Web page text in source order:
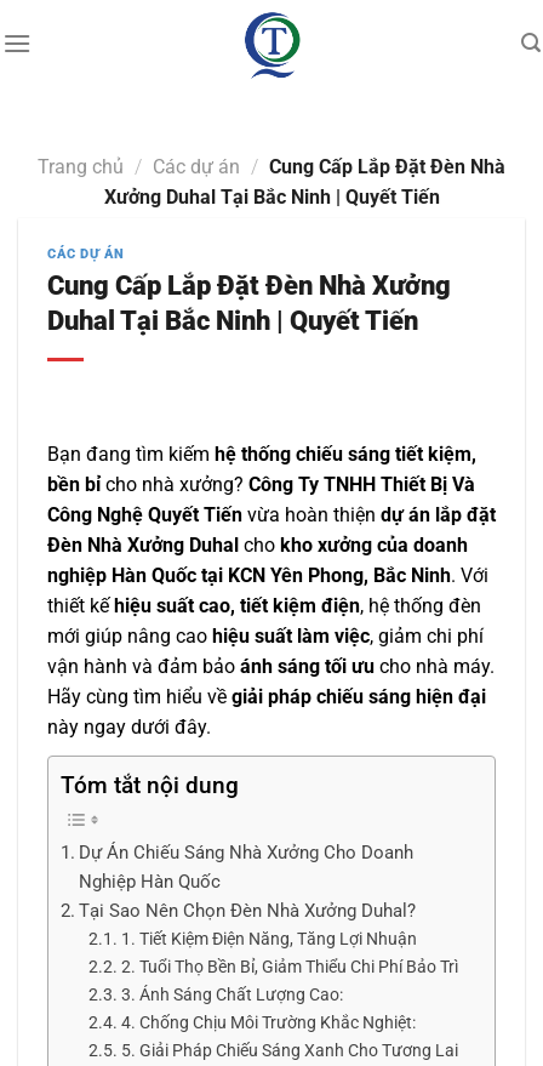
to
Trang chủ / Các dự án / Cung Cấp Lắp Đặt Đèn Nhà
Xưởng Duhal Tại Bắc Ninh | Quyết Tiến
CÁC DỰ ÁN
Cung Cấp Lắp Đặt Đèn Nhà Xưởng
Duhal Tại Bắc Ninh | Quyết Tiến
Bạn đang tìm kiếm hệ thống chiếu sáng tiết kiệm,
bền bỉcho nhà xưởng? Công Ty TNHH Thiết Bị Và
Công Nghệ Quyết Tiến vừa hoàn thiện dự án lắp đặt
Đèn Nhà Xưởng Duhal cho kho xưởng của doanh
nghiệp Hàn Quốc tại KCN Yên Phong, Bắc Ninh. Với
thiết kếhiệu suất cao, tiết kiệm điện, hệ thống đèn
mới giúp nâng cao hiệu suất làm việc, giảm chi phí
vận hành và đảm bảo ánh sáng tối ưu cho nhà máy.
Hãy cùng tìm hiểu về giải pháp chiếu sáng hiện đại
này ngay dưới đây.
Tóm tắt nội dung
Dự Án Chiếu Sáng Nhà Xưởng Cho Doanh
Nghiệp Hàn Quốc
Tại Sao Nên Chọn Đèn Nhà Xưởng Duhal?
1. Tiết Kiệm Điện Năng, Tăng Lợi Nhuận
2. Tuổi Thọ Bền Bỉ, Giảm Thiểu Chi Phí Bảo Trì
3. Ánh Sáng Chất Lượng Cao:
4. Chống Chịu Môi Trường Khắc Nghiệt:
5. Giải Pháp Chiếu Sáng Xanh Cho Tương Lai